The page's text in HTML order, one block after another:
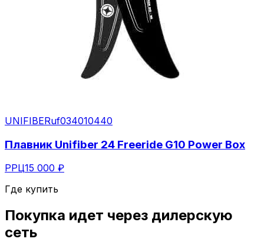
UNIFIBERuf034010440
Плавник Unifiber 24 Freeride G10 Power Box
РРЦ15 000 ₽
Где купить
Покупка идет через дилерскую
сеть